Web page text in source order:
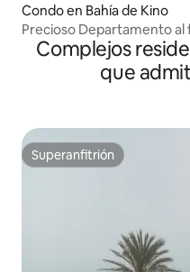
Condo en Bahía de Kino
Precioso Departamento al
Complejos
que
Superanfitrión
Superanfitrión